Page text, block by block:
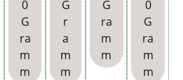
0
G
ra
m
m
G
r
a
m
m
G
ra
m
m
0
G
ra
m
m